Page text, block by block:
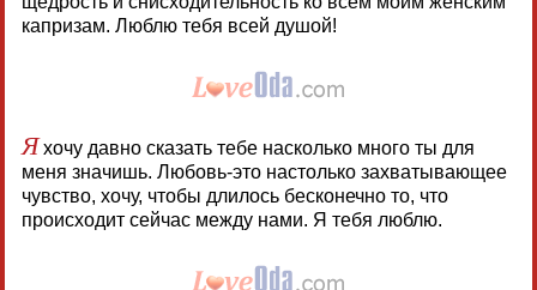
капризам. Люблю тебя всей душой!
Яхочу давно сказать тебе насколько много ты для
меня значишь. Любовь-это настолько захватывающее
чувство, хочу, чтобы длилось бесконечно то, что
происходит сейчас между нами. Я тебя люблю.